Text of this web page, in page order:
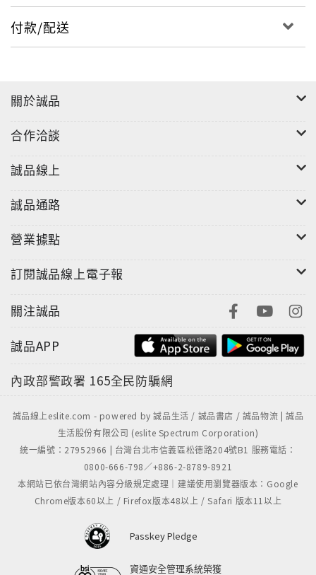
付款/配送
關於誠品
合作洽談
誠品線上
誠品通路
營業據點
訂閱誠品線上電子報
關注誠品
誠品APP
內政部警政署 165全民防騙網
誠品線上eslite.com - powered by 誠品生活 / 誠品書店 / 誠品物流 | 誠品
生活股份有限公司 (eslite Spectrum Corporation)
統一編號：27952966 | 台灣台北市信義區松德路204號B1 服務電話：
0800-666-798／+886-2-8789-8921
本網站已依台灣網站內容分級規定處理｜建議使用瀏覽器版本：Google
Chrome版本60以上 / Firefox版本48以上 / Safari 版本11以上
Passkey Pledge
資通安全管理系統榮獲